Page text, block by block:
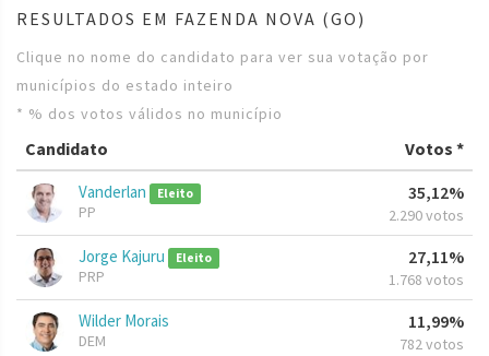
RESULTADOS EM FAZENDA NOVA (GO)
Clique no nome do candidato para ver sua votação por
municípios do estado inteiro
* % dos votos válidos no município
Candidato Votos *
Vanderlan Eleito
PP
35,12%
2.290 votos
Jorge Kajuru Eleito
PRP
27,11%
1.768 votos
Wilder Morais
DEM
11,99%
782 votos